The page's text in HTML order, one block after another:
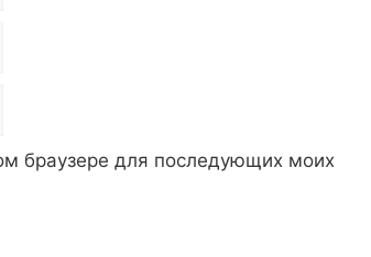
браузере для последующих моих